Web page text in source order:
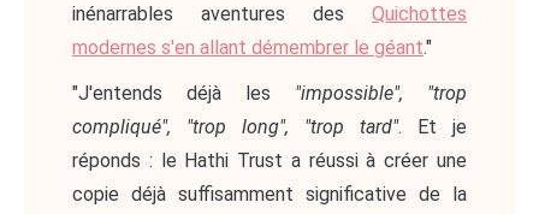
inénarrables aventures des Quichottes
modernes s'en allant démembrer le géant."
"J'entends déjà les "impossible", "trop
compliqué", "trop long", "trop tard". Et je
réponds : le Hathi Trust a réussi à créer une
copie déjà suffisamment significative de la